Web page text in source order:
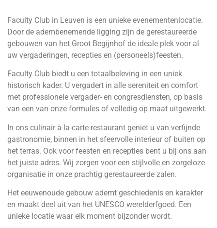
Faculty Club in Leuven is een unieke evenementenlocatie.
Door de adembenemende ligging zijn de gerestaureerde
gebouwen van het Groot Begijnhof de ideale plek voor al
uw vergaderingen, recepties en (personeels)feesten.
Faculty Club biedt u een totaalbeleving in een uniek
historisch kader. U vergadert in alle sereniteit en comfort
met professionele vergader- en congresdiensten, op basis
van een van onze formules of volledig op maat uitgewerkt.
In ons culinair à-la-carte-restaurant geniet u van verfijnde
gastronomie, binnen in het sfeervolle interieur of buiten op
het terras. Ook voor feesten en recepties bent u bij ons aan
het juiste adres. Wij zorgen voor een stijlvolle en zorgeloze
organisatie in onze prachtig gerestaureerde zalen.
Het eeuwenoude gebouw ademt geschiedenis en karakter
en maakt deel uit van het UNESCO werelderfgoed. Een
unieke locatie waar elk moment bijzonder wordt.